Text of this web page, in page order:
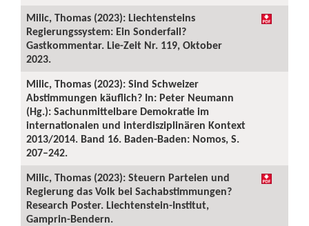
Milic, Thomas (2023): Liechtensteins
Regierungssystem: Ein Sonderfall?
Gastkommentar. Lie-Zeit Nr. 119, Oktober
2023.
Milic, Thomas (2023): Sind Schweizer
Abstimmungen käuflich? In: Peter Neumann
(Hg.): Sachunmittelbare Demokratie im
internationalen und interdisziplinären Kontext
2013/2014. Band 16. Baden-Baden: Nomos, S.
207–242.
Milic, Thomas (2023): Steuern Parteien und
Regierung das Volk bei Sachabstimmungen?
Research Poster. Liechtenstein-Institut,
Gamprin-Bendern.